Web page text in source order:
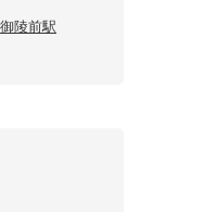
陵前駅